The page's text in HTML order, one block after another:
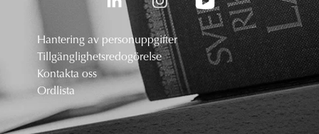
Hantering av personuppgifter
Tillgänglighetsredogörelse
Kontakta oss
Ordlista